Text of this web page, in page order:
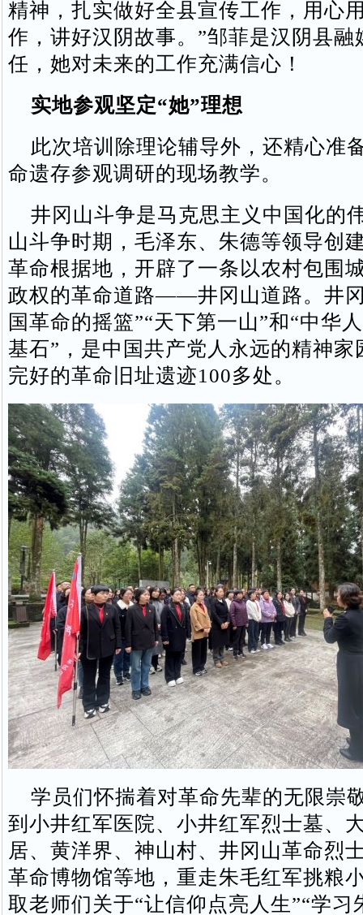
精神，扎实做好全县宣传工作，用心
作，讲好汉阴故事。”邹菲是汉阴县融
任，她对未来的工作充满信心！
实地参观坚定“她”理想
此次培训除理论辅导外，还精心准
命遗存参观调研的现场教学。
井冈山斗争是马克思主义中国化的
山斗争时期，毛泽东、朱德等领导创
革命根据地，开辟了一条以农村包围
政权的革命道路——井冈山道路。井
国革命的摇篮”“天下第一山”和“中华
基石”，是中国共产党人永远的精神家
完好的革命旧址遗迹100多处。
学员们怀揣着对革命先辈的无限崇
到小井红军医院、小井红军烈士墓、
居、黄洋界、神山村、井冈山革命烈
革命博物馆等地，重走朱毛红军挑粮
取老师们关于“让信仰点亮人生”“学习